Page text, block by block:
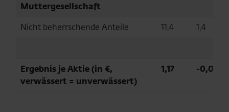
Muttergesellschaft
Nicht beherrschende Anteile 11,4 1,4
Ergebnis je Aktie (in €,
verwässert = unverwässert)
1,17 -0,02